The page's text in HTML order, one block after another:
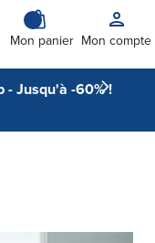
Mon panier Mon compte
- Jusqu'à -60% !